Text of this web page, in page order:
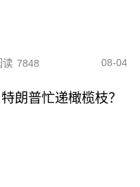
读 7848 08-04
朗普忙递橄榄枝？